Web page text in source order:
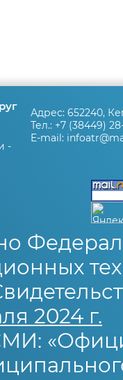
-
Адрес: 652240,
Тел.: +7 (38449)
E-mail:
2024 г.